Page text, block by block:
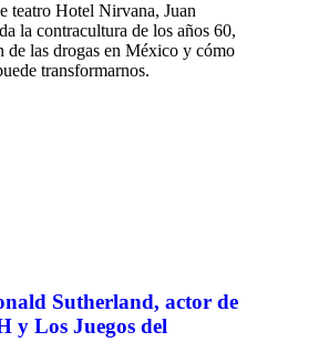
teatro Hotel Nirvana, Juan
la contracultura de los años 60,
de las drogas en México y cómo
transformarnos.
Sutherland, actor de
y Los Juegos del